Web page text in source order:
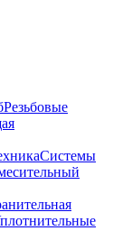
Резьбовые
Системы